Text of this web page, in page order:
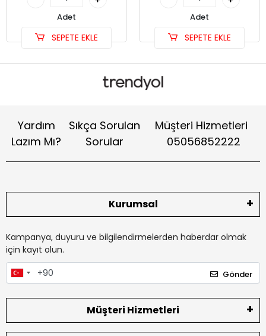
Adet
SEPETE EKLE
Adet
SEPETE EKLE
Yardım
Lazım Mı?
Sıkça Sorulan
Sorular
Müşteri Hizmetleri
05056852222
Kurumsal
Kampanya, duyuru ve bilgilendirmelerden haberdar olmak
için kayıt olun.
Gönder
Müşteri Hizmetleri